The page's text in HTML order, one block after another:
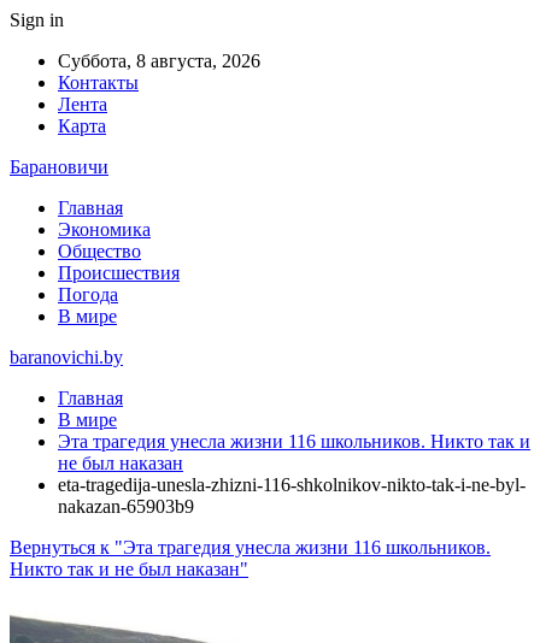
Sign in
Суббота, 8 августа, 2026
Контакты
Лента
Карта
Барановичи
Главная
Экономика
Общество
Происшествия
Погода
В мире
baranovichi.by
Главная
В мире
Эта трагедия унесла жизни 116 школьников. Никто так и
не был наказан
eta-tragedija-unesla-zhizni-116-shkolnikov-nikto-tak-i-ne-byl-
nakazan-65903b9
Вернуться к "Эта трагедия унесла жизни 116 школьников.
Никто так и не был наказан"